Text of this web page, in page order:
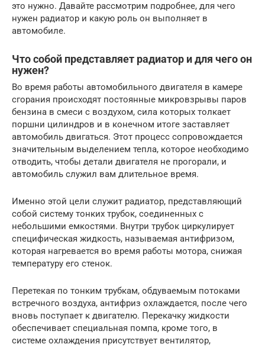
это нужно. Давайте рассмотрим подробнее, для чего
нужен радиатор и какую роль он выполняет в
автомобиле.
Что собой представляет радиатор и для чего он
нужен?
Во время работы автомобильного двигателя в камере
сгорания происходят постоянные микровзрывы паров
бензина в смеси с воздухом, сила которых толкает
поршни цилиндров и в конечном итоге заставляет
автомобиль двигаться. Этот процесс сопровождается
значительным выделением тепла, которое необходимо
отводить, чтобы детали двигателя не прогорали, и
автомобиль служил вам длительное время.
Именно этой цели служит радиатор, представляющий
собой систему тонких трубок, соединенных с
небольшими емкостями. Внутри трубок циркулирует
специфическая жидкость, называемая антифризом,
которая нагревается во время работы мотора, снижая
температуру его стенок.
Перетекая по тонким трубкам, обдуваемым потоками
встречного воздуха, антифриз охлаждается, после чего
вновь поступает к двигателю. Перекачку жидкости
обеспечивает специальная помпа, кроме того, в
системе охлаждения присутствует вентилятор,